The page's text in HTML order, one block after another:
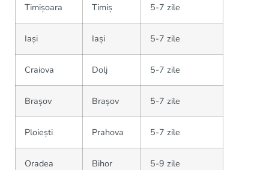
Timișoara Timiș 5-7 zile
Iași Iași 5-7 zile
Craiova Dolj 5-7 zile
Brașov Brașov 5-7 zile
Ploiești Prahova 5-7 zile
Oradea Bihor 5-9 zile